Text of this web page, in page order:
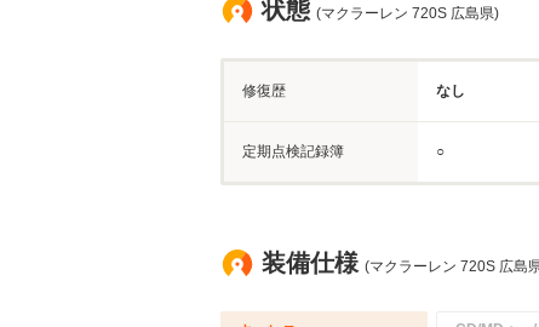
状態 (マクラーレン 720S 広島県)
修復歴 なし
定期点検記録簿 ○
装備仕様 (マクラーレン 720S 広島